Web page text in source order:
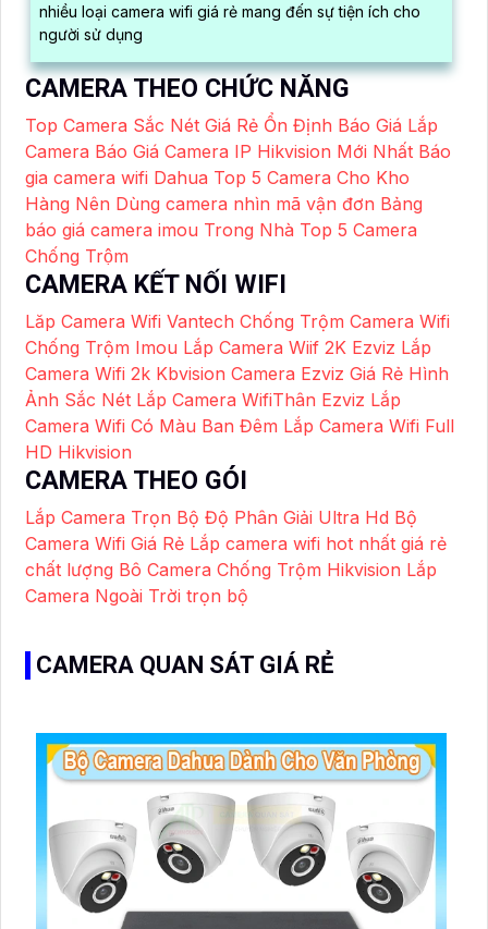
nhiều loại camera wifi giá rẻ mang đến sự tiện ích cho
người sử dụng
CAMERA THEO CHỨC NĂNG
Top Camera Sắc Nét Giá Rẻ Ổn Định Báo Giá Lắp
Camera Báo Giá Camera IP Hikvision Mới Nhất Báo
gia camera wifi Dahua Top 5 Camera Cho Kho
Hàng Nên Dùng camera nhìn mã vận đơn Bảng
báo giá camera imou Trong Nhà Top 5 Camera
Chống Trộm
CAMERA KẾT NỐI WIFI
Lăp Camera Wifi Vantech Chống Trộm Camera Wifi
Chống Trộm Imou Lắp Camera Wiif 2K Ezviz Lắp
Camera Wifi 2k Kbvision Camera Ezviz Giá Rẻ Hình
Ảnh Sắc Nét Lắp Camera WifiThân Ezviz Lắp
Camera Wifi Có Màu Ban Đêm Lắp Camera Wifi Full
HD Hikvision
CAMERA THEO GÓI
Lắp Camera Trọn Bộ Độ Phân Giải Ultra Hd Bộ
Camera Wifi Giá Rẻ Lắp camera wifi hot nhất giá rẻ
chất lượng Bô Camera Chống Trộm Hikvision Lắp
Camera Ngoài Trời trọn bộ
CAMERA QUAN SÁT GIÁ RẺ